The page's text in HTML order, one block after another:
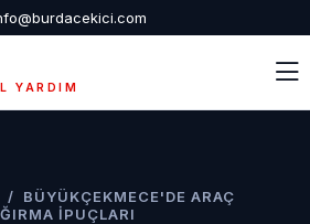
YARDIM
/ BÜYÜKÇEKMECE'DE ARAÇ
İPUÇLARI